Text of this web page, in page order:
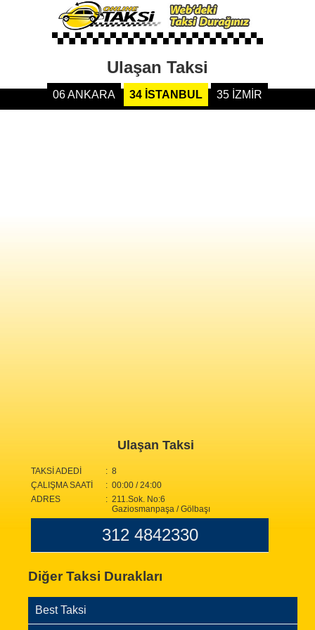
Ulaşan Taksi
06 ANKARA 34 İSTANBUL 35 İZMİR
Ulaşan Taksi
TAKSİ ADEDİ
: 8
ÇALIŞMA SAATİ
: 00:00 / 24:00
ADRES
: 211.Sok. No:6
Gaziosmanpaşa / Gölbaşı
312 4842330
Diğer Taksi Durakları
Best Taksi